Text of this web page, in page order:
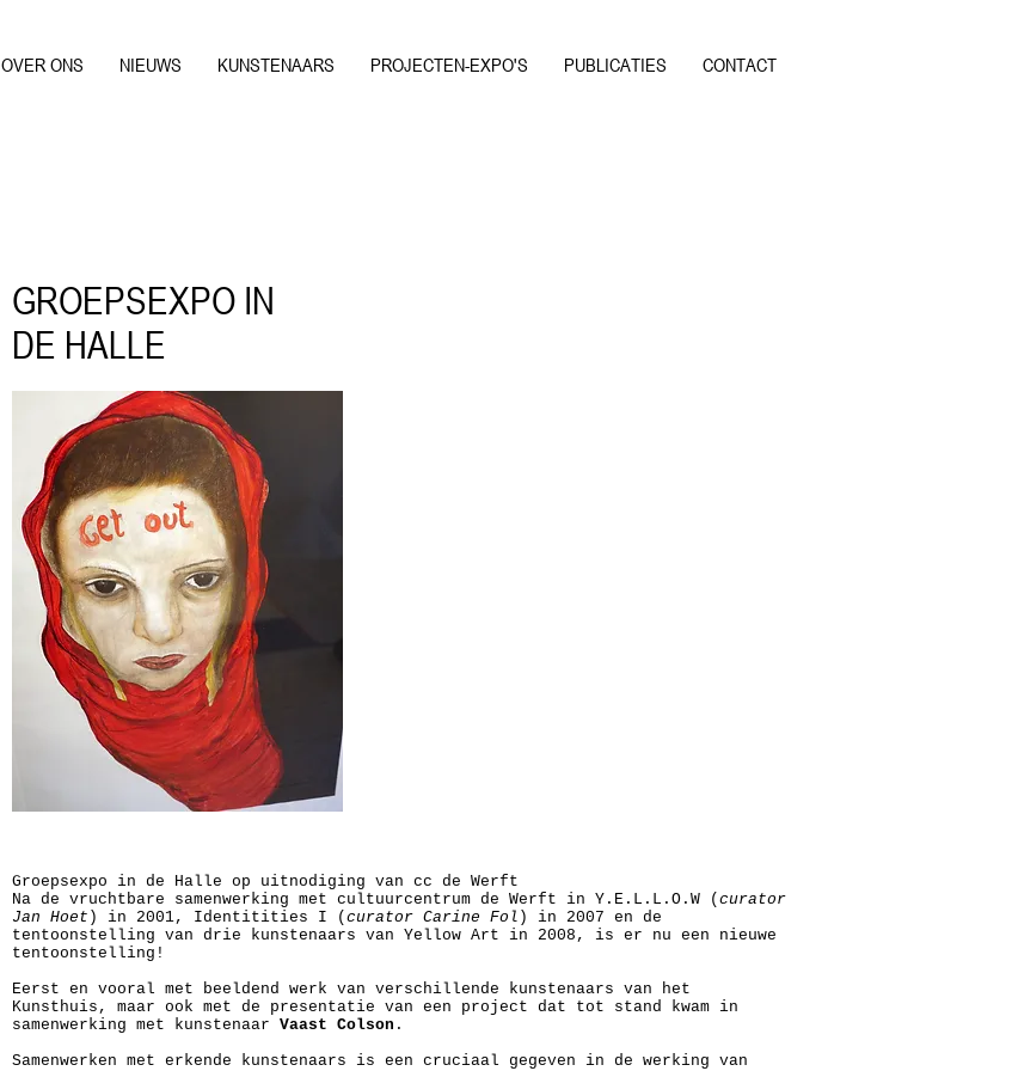
OVER ONS NIEUWS KUNSTENAARS PROJECTEN-EXPO'S PUBLICATIES CONTACT
GROEPSEXPO IN
DE HALLE
Groepsexpo in de Halle op uitnodiging van cc de Werft
Na de vruchtbare samenwerking met cultuurcentrum de Werft in Y.E.L.L.O.W ( curator
Jan Hoet ) in 2001, Identitities I ( curator Carine Fol ) in 2007 en de
tentoonstelling van drie kunstenaars van Yellow Art in 2008, is er nu een nieuwe
tentoonstelling!
Eerst en vooral met beeldend werk van verschillende kunstenaars van het
Kunsthuis, maar ook met de presentatie van een project dat tot stand kwam in
samenwerking met kunstenaar Vaast Colson .
Samenwerken met erkende kunstenaars is een cruciaal gegeven in de werking van